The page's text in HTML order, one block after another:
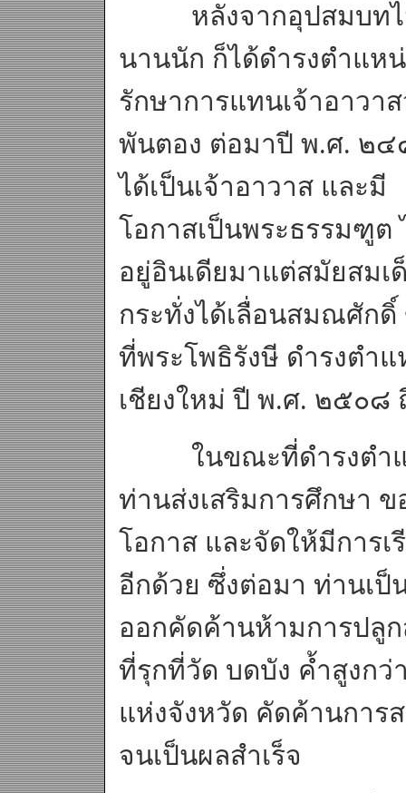
หลังจากอุปสมบท
นานนัก ก็ได้ดำรงตำแห
รักษาการแทนเจ้าอาวา
พันตอง ต่อมาปี พ.ศ. ๒
ได้เป็นเจ้าอาวาส และมี
โอกาสเป็นพระธรรมฑูต
อยู่อินเดียมาแต่สมัยสม
กระทั่งได้เลื่อนสมณศัก
ที่พระโพธิรังษี ดำรงตำ
เชียงใหม่ ปี พ.ศ. ๒๕๐๘
ในขณะที่ดำรงตำแห
ท่านส่งเสริมการศึกษา
โอกาส และจัดให้มีการ
อีกด้วย ซึ่งต่อมา ท่านเ
ออกคัดค้านห้ามการปลูก
ที่รุกที่วัด บดบัง ค้ำสูงกว่
แห่งจังหวัด คัดค้านการ
จนเป็นผลสำเร็จ